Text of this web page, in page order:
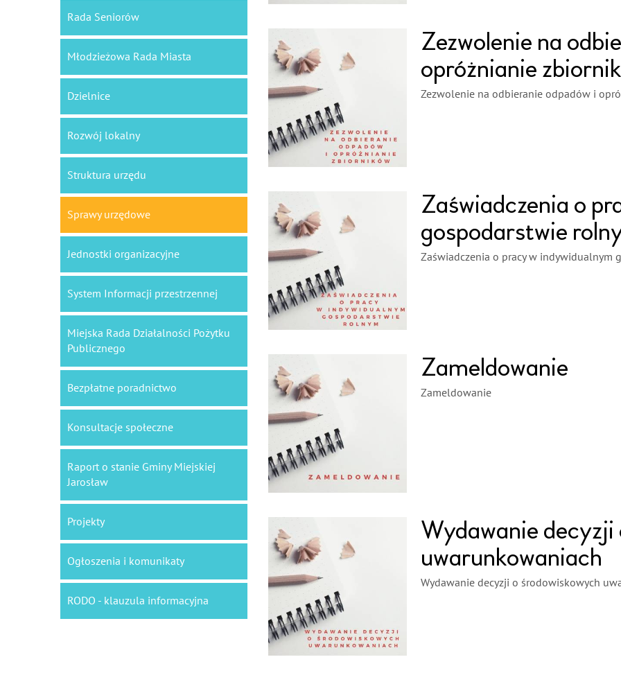
Zezwolenie na
opróżnianie
Zezwolenie na odbieranie odpadów i
Zaświadczenia o
gospodarstwie
Zaświadczenia o pracy w indywidualnym
Zameldowanie
Zameldowanie
Wydawanie
uwarunkowaniach
Wydawanie decyzji o środowiskowych
Rada Seniorów
Młodzieżowa Rada Miasta
Dzielnice
Rozwój lokalny
Struktura urzędu
Sprawy urzędowe
Jednostki organizacyjne
System Informacji przestrzennej
Miejska Rada Działalności Pożytku
Publicznego
Bezpłatne poradnictwo
Konsultacje społeczne
Raport o stanie Gminy Miejskiej
Jarosław
Projekty
Ogłoszenia i komunikaty
RODO - klauzula informacyjna